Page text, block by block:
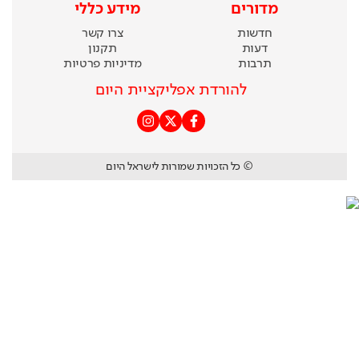
מדורים
חדשות
דעות
תרבות
מידע כללי
צרו קשר
תקנון
מדיניות פרטיות
להורדת אפליקציית היום
© כל הזכויות שמורות לישראל היום